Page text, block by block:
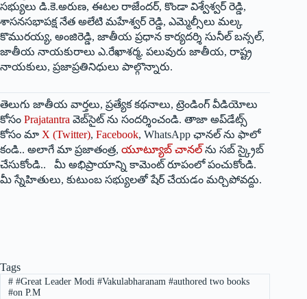
సభ్యులు డి.కె.అరుణ, ఈటల రాజేందర్, కొండా విశ్వేశ్వర్ రెడ్డి,
శాసనసభాపక్ష నేత అలేటి మహేశ్వర్ రెడ్డి, ఎమ్మెల్సీలు మల్క
కొమురయ్య, అంజిరెడ్డి, జాతీయ ప్రధాన కార్యదర్శి సునీల్ బన్సల్,
జాతీయ నాయకురాలు ఎ.రేఖాశర్మ, పలువురు జాతీయ, రాష్ట్ర
నాయకులు, ప్రజాప్రతినిధులు పాల్గొన్నారు.
తెలుగు జాతీయ వార్తలు, ప్రత్యేక కథనాలు, ట్రెండింగ్ వీడియోలు
కోసం Prajatantra వెబ్‌సైట్ ను సందర్శించండి. తాజా అప్‌డేట్స్
కోసం మా X (Twitter), Facebook, WhatsApp ఛానల్ ను ఫాలో
కండి.. అలాగే మా ప్రజాతంత్ర, యూట్యూబ్ చానల్ ను సబ్ స్క్రైబ్
చేసుకోండి.. మీ అభిప్రాయాన్ని కామెంట్ రూపంలో పంచుకోండి.
మీ స్నేహితులు, కుటుంబ సభ్యులతో షేర్ చేయడం మర్చిపోవద్దు.
Tags
##Great Leader Modi #Vakulabharanam #authored two books
#on P.M